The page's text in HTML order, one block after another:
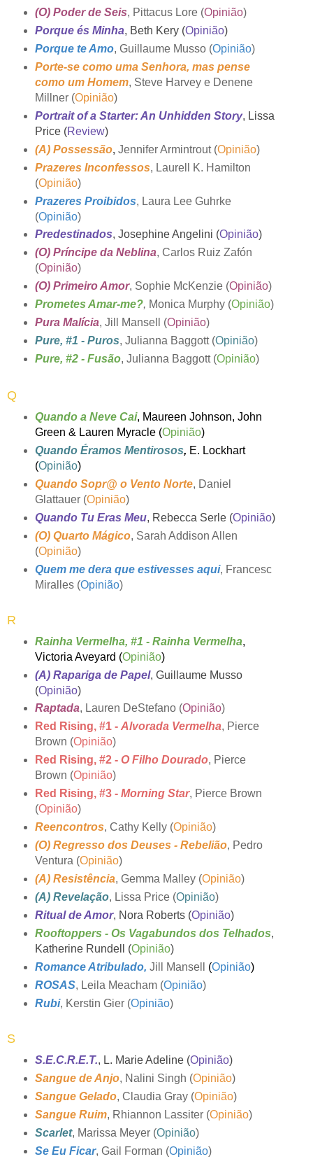
(O) Poder de Seis, Pittacus Lore (Opinião)
Porque és Minha, Beth Kery (Opinião)
Porque te Amo, Guillaume Musso (Opinião)
Porte-se como uma Senhora, mas pense
como um Homem, Steve Harvey e Denene
Millner (Opinião)
Portrait of a Starter: An Unhidden Story, Lissa
Price (Review)
(A) Possessão,Jennifer Armintrout (Opinião)
Prazeres Inconfessos, Laurell K. Hamilton
(Opinião)
Prazeres Proibidos, Laura Lee Guhrke
(Opinião)
Predestinados, Josephine Angelini (Opinião)
(O) Príncipe da Neblina, Carlos Ruiz Zafón
(Opinião)
(O) Primeiro Amor, Sophie McKenzie (Opinião)
Prometes Amar-me?, Monica Murphy (Opinião)
Pura Malícia, Jill Mansell (Opinião)
Pure, #1 - Puros, Julianna Baggott (Opinião)
Pure, #2 - Fusão, Julianna Baggott (Opinião)
Q
Quando a Neve Cai, Maureen Johnson, John
Green & Lauren Myracle (Opinião)
Quando Éramos Mentirosos, E. Lockhart
(Opinião)
Quando Sopr@ o Vento Norte, Daniel
Glattauer (Opinião)
Quando Tu Eras Meu, Rebecca Serle (Opinião)
(O) Quarto Mágico, Sarah Addison Allen
(Opinião)
Quem me dera que estivesses aqui, Francesc
Miralles (Opinião)
R
Rainha Vermelha, #1 - Rainha Vermelha,
Victoria Aveyard (Opinião)
(A) Rapariga de Papel, Guillaume Musso
(Opinião)
Raptada, Lauren DeStefano (Opinião)
Red Rising, #1 - Alvorada Vermelha, Pierce
Brown (Opinião)
Red Rising, #2 - O Filho Dourado, Pierce
Brown (Opinião)
Red Rising, #3 - Morning Star, Pierce Brown
(Opinião)
Reencontros, Cathy Kelly (Opinião)
(O) Regresso dos Deuses - Rebelião, Pedro
Ventura (Opinião)
(A) Resistência, Gemma Malley (Opinião)
(A) Revelação, Lissa Price (Opinião)
Ritual de Amor, Nora Roberts (Opinião)
Rooftoppers - Os Vagabundos dos Telhados,
Katherine Rundell (Opinião)
Romance Atribulado, Jill Mansell (Opinião)
ROSAS, Leila Meacham (Opinião)
Rubi, Kerstin Gier (Opinião)
S
S.E.C.R.E.T., L. Marie Adeline (Opinião)
Sangue de Anjo, Nalini Singh (Opinião)
Sangue Gelado, Claudia Gray (Opinião)
Sangue Ruim, Rhiannon Lassiter (Opinião)
Scarlet, Marissa Meyer (Opinião)
Se Eu Ficar, Gail Forman (Opinião)